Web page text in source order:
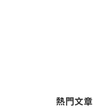
熱門文章